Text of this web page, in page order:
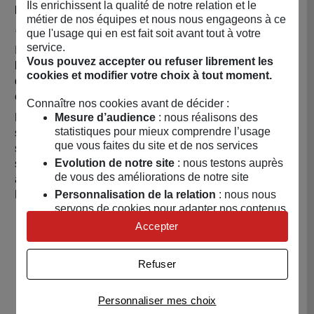
l'emballage, en carton kraft recyclé et recyclable.
♻️Responsabilité sociale et sociétale
Infuse me a obtenu la labellisation «
Remarquable». Ce label atteste de leur engagement à
différents niveaux, notamment sur le plan sociétal,
environnemental et local.
L’engagement en matière de responsabilité sociale et
sociétale se manifeste à travers la conception de leurs
sachets à Rennes, tandis que les coffrets sont
soigneusement pliés au sein de l’ESAT, un centre dédié
aux travailleurs en situation de handicap situé à
RENNES (35).
LA BOUTIQUE
Permanente
Diapositive précédente
Ils enrichissent la qualité de notre relation et le
métier de nos équipes et nous nous engageons à ce
que l'usage qui en est fait soit avant tout à votre
service.
Vous pouvez accepter ou refuser librement les
cookies et modifier votre choix à tout moment.
Connaître nos cookies avant de décider :
Mesure d’audience: nous réalisons des
statistiques pour mieux comprendre l’usage
que vous faites du site et de nos services
Evolution de notre site: nous testons auprès
de vous des améliorations de notre site
Personnalisation de la relation : nous nous
servons de cookies pour adapter nos contenus
et personnaliser nos offres
Univers publicitaire: nous utilisons avec nos
publicités personnalisées
Personnaliser mes choix
Refuser
Accepter